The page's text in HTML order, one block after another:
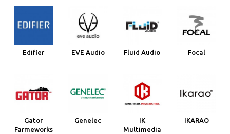
Edifier EVE Audio Fluid Audio Focal
Gator
Farmeworks
Genelec
IK
Multimedia
IKARAO